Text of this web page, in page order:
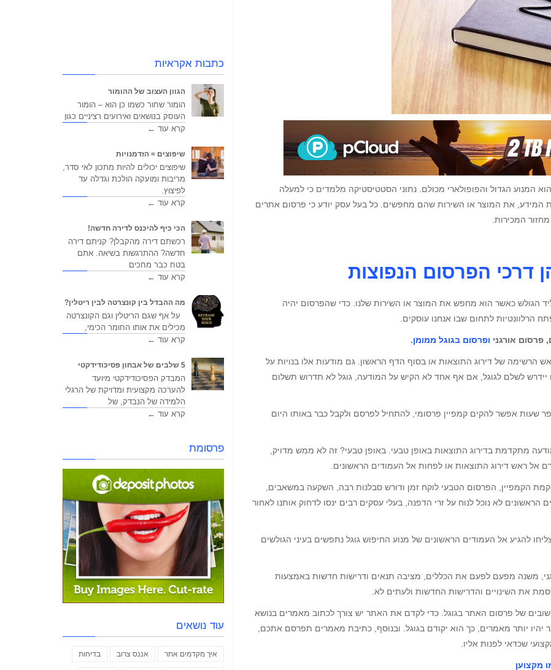
המנוע הגדול והפופולארי מכולם. נתוני הסטטיסטיקה מלמדים כי למעלה
המידע, את המוצר או השירות שהם מחפשים. כל בעל עסק יודע כי פרסום אתרים
המכירות.
דרכי הפרסום הנפוצות
הגולש כאשר הוא מחפש את המוצר או השירות שלנו. כדי שהפרסום יהיה
הרלוונטיות לתחום שבו אנחנו עוסקים.
פרסום אורגני ופרסום בגוגל ממומן.
הרשימה של דירוג התוצאות או בסוף הדף הראשון. גם מודעות אלו בנויות על
לשלם לגוגל, אם אף אחד לא הקיש על המודעה, גוגל לא תדרוש תשלום
שעות אפשר להקים קמפיין פרסומי, להתחיל לפרסם ולקבל כבר באותו היום
מתקדמת בדירוג התוצאות באופן טבעי. באופן טבעי? זה לא ממש מדויק,
ראש דירוג התוצאות או לפחות אל העמודים הראשונים.
הקמפיין, הפרסום הטבעי לוקח זמן ודורש סבלנות רבה, השקעה במשאבים,
לא נוכל לנוח על זרי הדפנה, בעלי עסקים רבים ינסו לדחוק אותנו לאחור
להגיע אל העמודים הראשונים של מנוע החיפוש גוגל נתפשים בעיני הגולשים
משנה מפעם לפעם את הכללים, מציבה תנאים ודרישות חדשות באמצעות
את השינויים והדרישות החדשות ולעתים לא.
של פרסום האתר בגוגל. כדי לקדם את האתר יש צורך לכתוב מאמרים בנושא
יהיו יותר מאמרים, כך הוא יקודם בגוגל. ובנוסף, כתיבת מאמרים תפרסם אתכם,
שכדאי לפנות אליו.
מקצוען
כתבות אקראיות
הגוון העצוב של ההומור
הומור שחור כשמו כן הוא – הומור
העוסק בנושאים ואירועים רציניים כגון
קרא עוד ←
שיפוצים = הזדמנויות
שיפוצים יכולים להיות מתכון לאי סדר,
מריבות ומועקה הולכת וגדלה עד
לפיצוץ.
קרא עוד ←
הכי כיף להיכנס לדירה חדשה!
רכשתם דירה מהקבלן? קניתם דירה
חדשה? ההתרגשות בשיאה. אתם
בטח כבר מחכים
קרא עוד ←
מה ההבדל בין קונצרטה לבין ריטלין?
על אף שגם הריטלין וגם הקונצרטה
מכילים את אותו החומר הכימי,
קרא עוד ←
5 שלבים של אבחון פסיכודידקטי
המבדק הפסיכודידקטי מיועד
להערכה מקצועית ומדויקת של הרגלי
הלמידה של הנבדק, של
קרא עוד ←
פרסומת
עוד נושאים
איך מקדמים אתר אננס צרוב בדיחות